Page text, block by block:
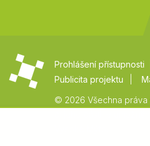
Prohlášení přístupnosti
Publicita projektu
© 2026 Všechna práva
či jeho části je